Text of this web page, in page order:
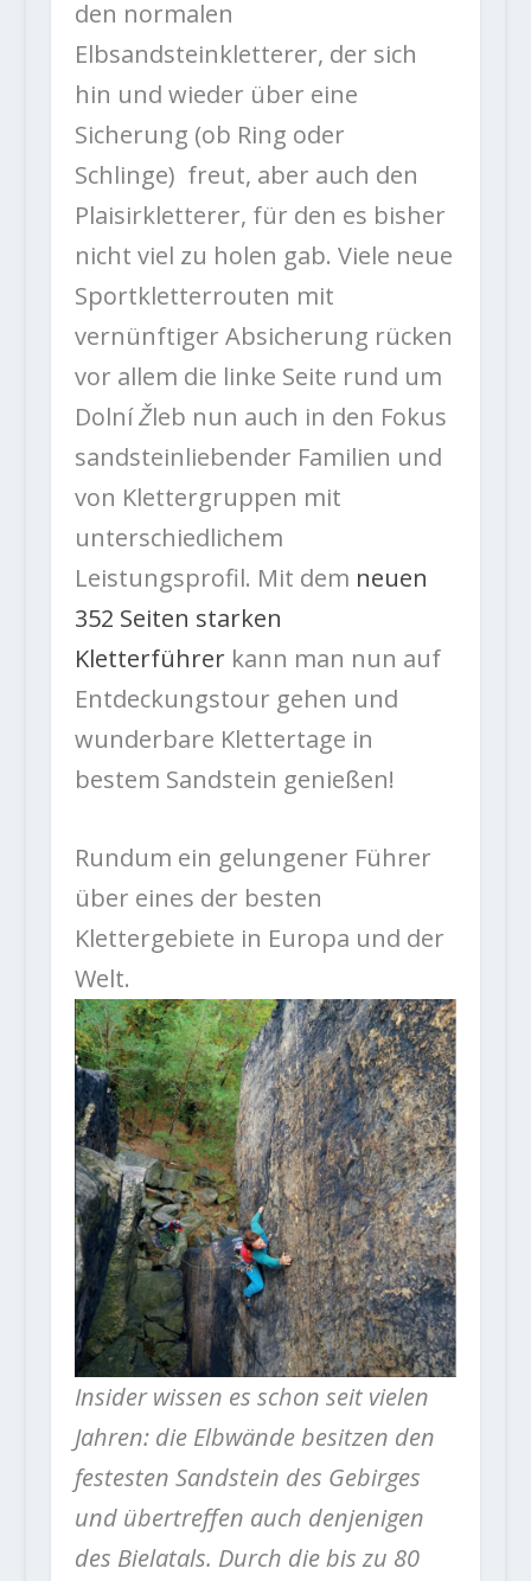
den normalen
Elbsandsteinkletterer, der sich
hin und wieder über eine
Sicherung (ob Ring oder
Schlinge) freut, aber auch den
Plaisirkletterer, für den es bisher
nicht viel zu holen gab. Viele neue
Sportkletterrouten mit
vernünftiger Absicherung rücken
vor allem die linke Seite rund um
DolníŽleb nun auch in den Fokus
sandsteinliebender Familien und
von Klettergruppen mit
unterschiedlichem
Leistungsprofil. Mit dem neuen
352 Seiten starken
Kletterführerkann man nun auf
Entdeckungstour gehen und
wunderbare Klettertage in
bestem Sandstein genießen!
Rundum ein gelungener Führer
über eines der besten
Klettergebiete in Europa und der
Welt.
Insider wissen es schon seit vielen
Jahren: die Elbwände besitzen den
festesten Sandstein des Gebirges
und übertreffen auch denjenigen
des Bielatals. Durch die bis zu 80